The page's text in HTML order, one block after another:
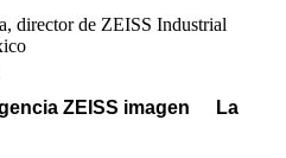
director de ZEISS Industrial
La